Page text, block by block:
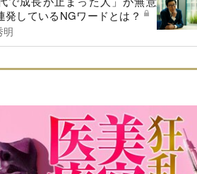
発しているNGワードとは？
明